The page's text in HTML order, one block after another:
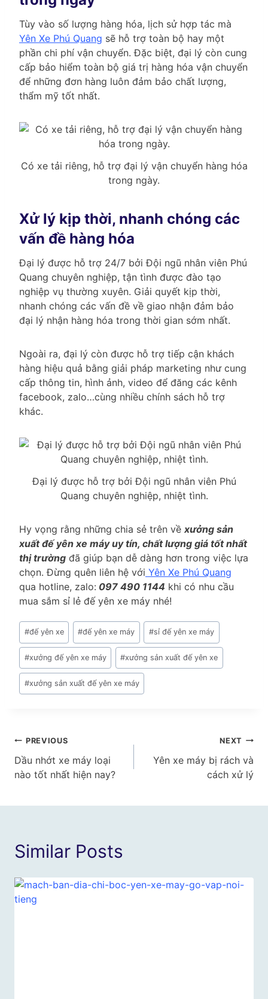
Tùy vào số lượng hàng hóa, lịch sử hợp tác mà
Yên Xe Phú Quang sẽ hỗ trợ toàn bộ hay một
phần chi phí vận chuyển. Đặc biệt, đại lý còn cung
cấp bảo hiểm toàn bộ giá trị hàng hóa vận chuyển
để những đơn hàng luôn đảm bảo chất lượng,
thẩm mỹ tốt nhất.
Có xe tải riêng, hỗ trợ đại lý vận chuyển hàng hóa
trong ngày.
Xử lý kịp thời, nhanh chóng các
vấn đề hàng hóa
Đại lý được hỗ trợ 24/7 bởi Đội ngũ nhân viên Phú
Quang chuyên nghiệp, tận tình được đào tạo
nghiệp vụ thường xuyên. Giải quyết kịp thời,
nhanh chóng các vấn đề về giao nhận đảm bảo
đại lý nhận hàng hóa trong thời gian sớm nhất.
Ngoài ra, đại lý còn được hỗ trợ tiếp cận khách
hàng hiệu quả bằng giải pháp marketing như cung
cấp thông tin, hình ảnh, video để đăng các kênh
facebook, zalo…cùng nhiều chính sách hỗ trợ
khác.
Đại lý được hỗ trợ bởi Đội ngũ nhân viên Phú
Quang chuyên nghiệp, nhiệt tình.
Hy vọng rằng những chia sẻ trên về xưởng sản
xuất đế yên xe máy uy tín, chất lượng giá tốt nhất
thị trường đã giúp bạn dễ dàng hơn trong việc lựa
chọn. Đừng quên liên hệ với Yên Xe Phú Quang
qua hotline, zalo: 097 490 1144 khi có nhu cầu
mua sắm sỉ lẻ đế yên xe máy nhé!
Post
Tags:
#đế yên xe #đế yên xe máy #sỉ đế yên xe máy
#xưởng đế yên xe máy #xưởng sản xuất đế yên xe
#xưởng sản xuất đế yên xe máy
Điều
hướng
PREVIOUS
Dầu nhớt xe máy loại
nào tốt nhất hiện nay?
NEXT
Yên xe máy bị rách và
cách xử lý
Similar Posts